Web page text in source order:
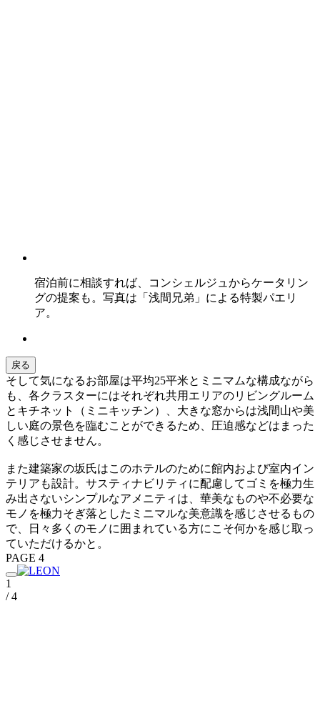
宿泊前に相談すれば、コンシェルジュからケータリン
グの提案も。写真は「浅間兄弟」による特製パエリ
ア。
戻る
そして気になるお部屋は平均25平米とミニマムな構成ながら
も、各クラスターにはそれぞれ共用エリアのリビングルーム
とキチネット（ミニキッチン）、大きな窓からは浅間山や美
しい庭の景色を臨むことができるため、圧迫感などはまった
く感じさせません。
また建築家の坂氏はこのホテルのために館内および室内イン
テリアも設計。サスティナビリティに配慮してゴミを極力生
み出さないシンプルなアメニティは、華美なものや不必要な
モノを極力そぎ落としたミニマルな美意識を感じさせるもの
で、日々多くのモノに囲まれている方にこそ何かを感じ取っ
ていただけるかと。
PAGE 4
1
/ 4